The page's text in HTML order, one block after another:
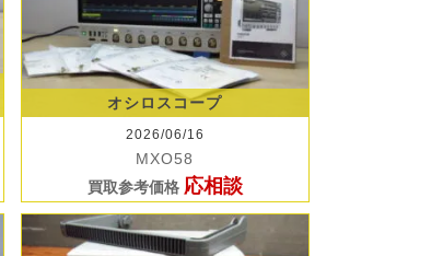
オシロスコープ
2026/06/16
MXO58
買取参考価格 応相談